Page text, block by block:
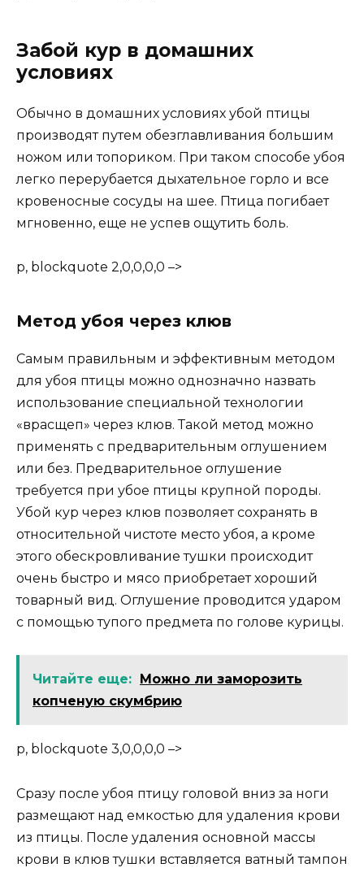
Забой кур в домашних
условиях
Обычно в домашних условиях убой птицы
производят путем обезглавливания большим
ножом или топориком. При таком способе убоя
легко перерубается дыхательное горло и все
кровеносные сосуды на шее. Птица погибает
мгновенно, еще не успев ощутить боль.
p, blockquote 2,0,0,0,0 –>
Метод убоя через клюв
Самым правильным и эффективным методом
для убоя птицы можно однозначно назвать
использование специальной технологии
«врасщеп» через клюв. Такой метод можно
применять с предварительным оглушением
или без. Предварительное оглушение
требуется при убое птицы крупной породы.
Убой кур через клюв позволяет сохранять в
относительной чистоте место убоя, а кроме
этого обескровливание тушки происходит
очень быстро и мясо приобретает хороший
товарный вид. Оглушение проводится ударом
с помощью тупого предмета по голове курицы.
Читайте еще:
Можно ли заморозить
копченую скумбрию
p, blockquote 3,0,0,0,0 –>
Сразу после убоя птицу головой вниз за ноги
размещают над емкостью для удаления крови
из птицы. После удаления основной массы
крови в клюв тушки вставляется ватный тампон